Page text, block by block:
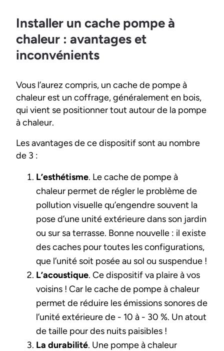
Installer un cache pompe à
chaleur : avantages et
inconvénients
Vous l’aurez compris, un cache de pompe à
chaleur est un coffrage, généralement en bois,
qui vient se positionner tout autour de la pompe
à chaleur.
Les avantages de ce dispositif sont au nombre
de 3 :
L’esthétisme. Le cache de pompe à
chaleur permet de régler le problème de
pollution visuelle qu’engendre souvent la
pose d’une unité extérieure dans son jardin
ou sur sa terrasse. Bonne nouvelle : il existe
des caches pour toutes les configurations,
que l’unité soit posée au sol ou suspendue !
L’acoustique. Ce dispositif va plaire à vos
voisins ! Car le cache de pompe à chaleur
permet de réduire les émissions sonores de
l’unité extérieure de - 10 à - 30 %. Un atout
de taille pour des nuits paisibles !
La durabilité. Une pompe à chaleur